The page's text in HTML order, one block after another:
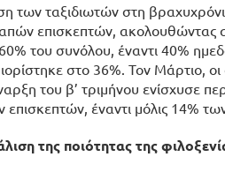
ταξιδιωτών στη
επισκεπτών, ακολουθώντας
του συνόλου, έναντι 40%
στο 36%. Τον Μάρτιο,
του β’ τριμήνου ενίσχυσε
έναντι μόλις 14%
της ποιότητας της